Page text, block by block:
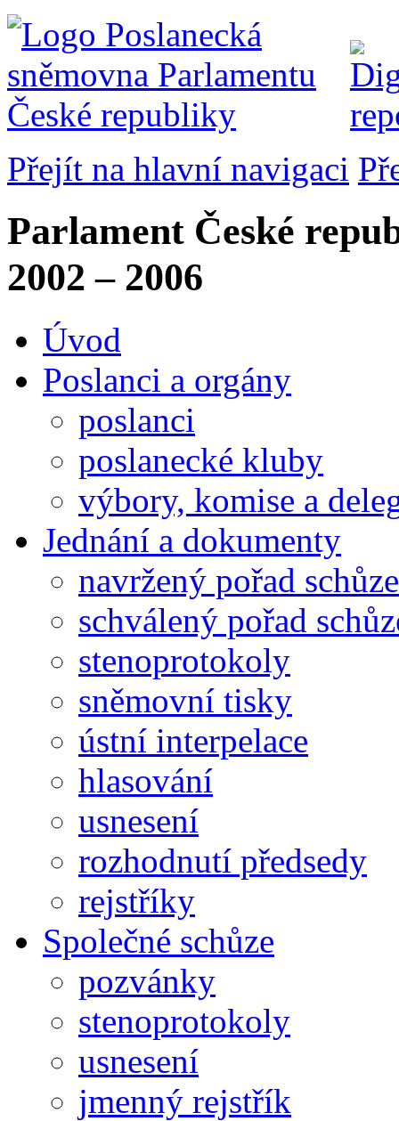
Přejít na hlavní navigaci
Parlament České
2002 – 2006
Úvod
Poslanci a orgány
poslanci
poslanecké kluby
výbory, komise a
Jednání a dokumenty
navržený pořad schůze
schválený pořad
stenoprotokoly
sněmovní tisky
ústní interpelace
hlasování
usnesení
rozhodnutí předsedy
rejstříky
Společné schůze
pozvánky
stenoprotokoly
usnesení
jmenný rejstřík